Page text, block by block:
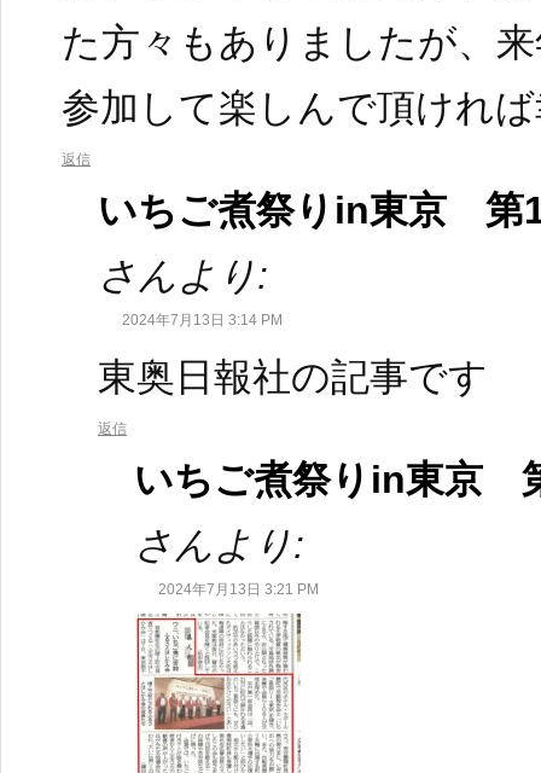
た方々もありましたが、
参加して楽しんで頂けれ
返信
いちご煮祭りin東京 第
さんより:
2024年7月13日 3:14 PM
東奥日報社の記事です
返信
いちご煮祭りin東京
さんより:
2024年7月13日 3:21 PM